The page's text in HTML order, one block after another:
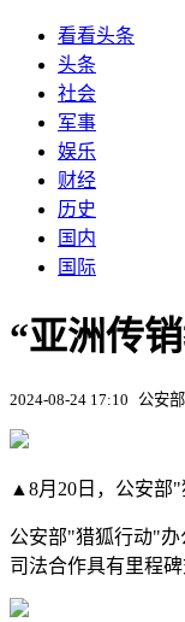
看看头条
头条
社会
军事
娱乐
财经
历史
国内
国际
“亚洲传
2024-08-24 17:10 公安
▲8月20日，公安部"
公安部"猎狐行动"
司法合作具有里程